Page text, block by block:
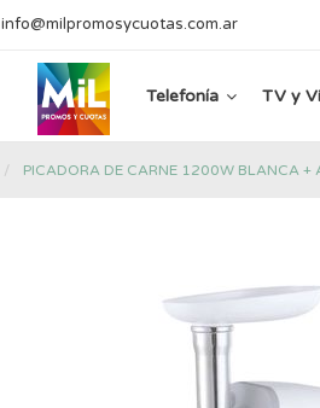
info@milpromosycuotas.com.ar
Telefonía TV y
PICADORA DE CARNE 1200W BLANCA +